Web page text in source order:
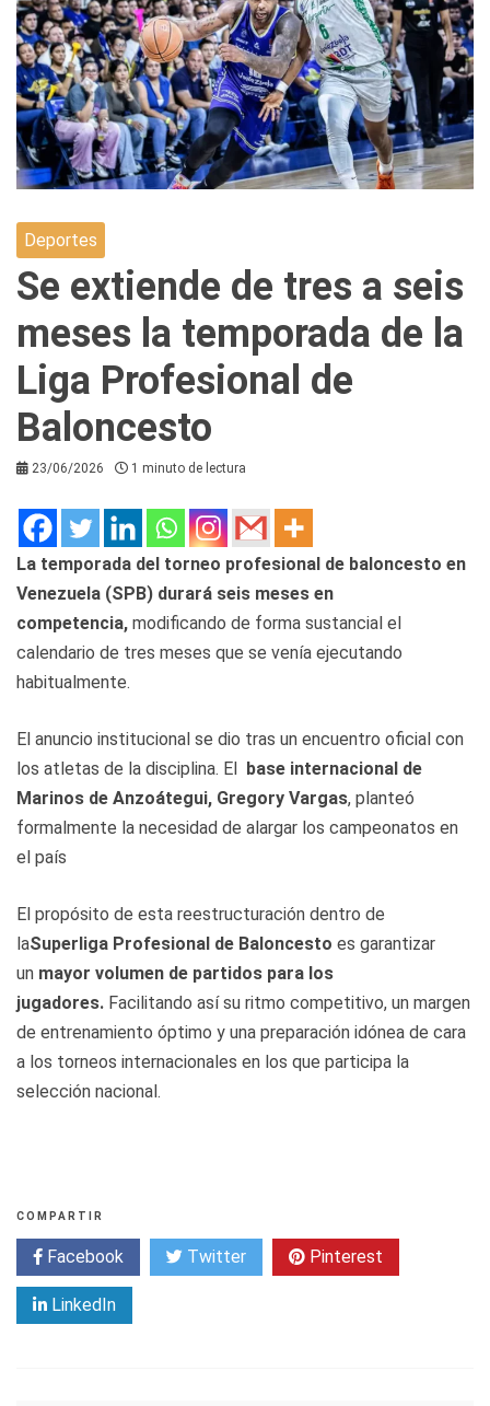
Deportes
Se extiende de tres a seis
meses la temporada de la
Liga Profesional de
Baloncesto
23/06/2026 1 minuto de lectura
La temporada del torneo profesional de baloncesto en
Venezuela (SPB) durará seis meses en
competencia, modificando de forma sustancial el
calendario de tres meses que se venía ejecutando
habitualmente.
El anuncio institucional se dio tras un encuentro oficial con
los atletas de la disciplina. El
base internacional de
Marinos de Anzoátegui, Gregory Vargas, planteó
formalmente la necesidad de alargar los campeonatos en
el país
El propósito de esta reestructuración dentro de
laSuperliga Profesional de Baloncesto es garantizar
un mayor volumen de partidos para los
jugadores. Facilitando así su ritmo competitivo, un margen
de entrenamiento óptimo y una preparación idónea de cara
a los torneos internacionales en los que participa la
selección nacional.
COMPARTIR
Facebook Twitter Pinterest
LinkedIn